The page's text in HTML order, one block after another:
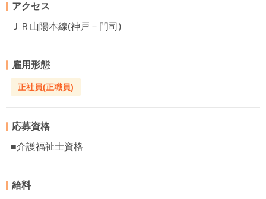
アクセス
ＪＲ山陽本線(神戸－門司)
雇用形態
正社員(正職員)
応募資格
■介護福祉士資格
給料